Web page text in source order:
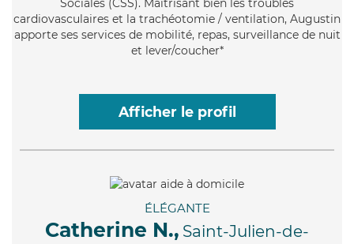
Sociales (CSS). Maitrisant bien les troubles
cardiovasculaires et la trachéotomie / ventilation, Augustin
apporte ses services de mobilité, repas, surveillance de nuit
et lever/coucher*
Afficher le profil
ÉLÉGANTE
Catherine N., Saint-Julien-de-